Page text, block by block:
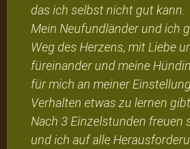
das ich selbst nicht gut kann.
Mein Neufundländer und ich
Weg des Herzens, mit Liebe
füreinander und meine
für mich an meiner
Verhalten etwas zu lernen
Nach 3 Einzelstunden freuen
und ich auf alle